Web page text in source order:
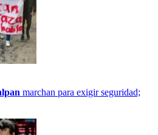
marchan para exigir seguridad;